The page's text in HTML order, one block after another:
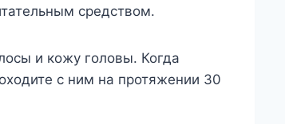
средством.
и кожу головы. Когда
с ним на протяжении 30